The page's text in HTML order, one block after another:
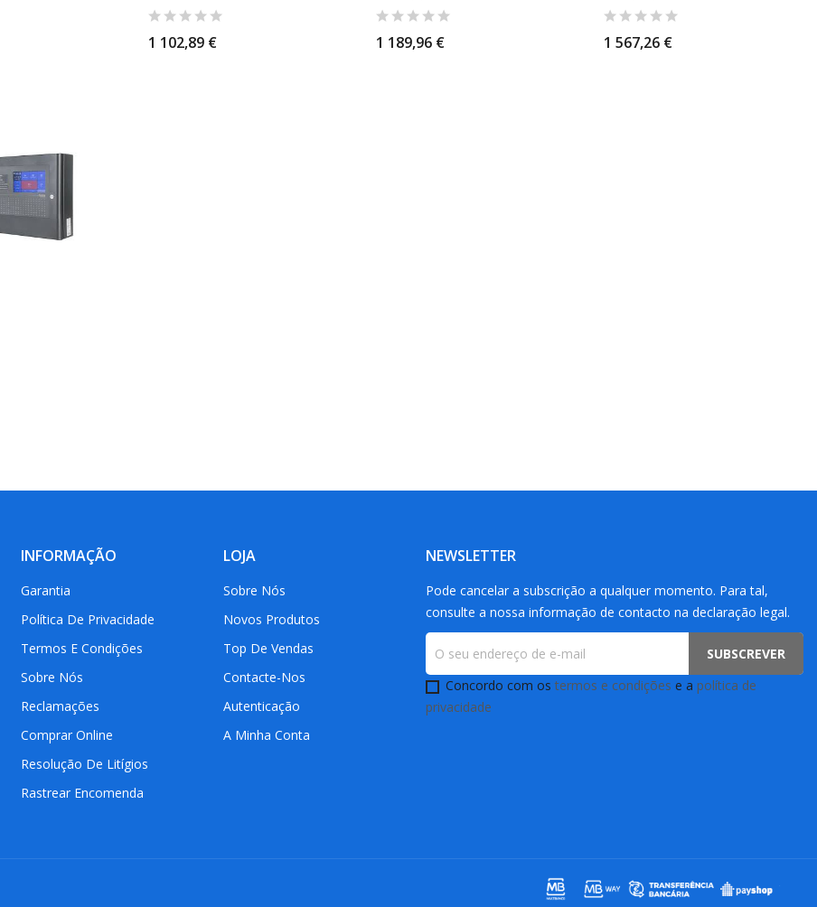
1 102,89 € 1 189,96 € 1 567,26 €
INFORMAÇÃO
Garantia
Política De Privacidade
Termos E Condições
Sobre Nós
Reclamações
Comprar Online
Resolução De Litígios
Rastrear Encomenda
LOJA
Sobre Nós
Novos Produtos
Top De Vendas
Contacte-Nos
Autenticação
A Minha Conta
NEWSLETTER
Pode cancelar a subscrição a qualquer momento. Para tal,
consulte a nossa informação de contacto na declaração legal.
Concordo com os termos e condições e a política de
privacidade